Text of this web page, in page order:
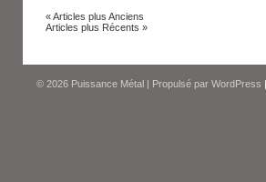
« Articles plus Anciens
Articles plus Récents »
© 2026 Puissance Métal | Propulsé par WordPress |